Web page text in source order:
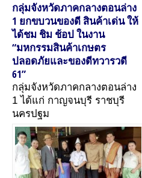
กลุ่มจังหวัดภาคกลางตอนล่าง
1 ยกขบวนของดี สินค้าเด่น ให้
ได้ชม ชิม ช้อป ในงาน
“มหกรรมสินค้าเกษตร
ปลอดภัยและของดีทวารวดี
61”
กลุ่มจังหวัดภาคกลางตอนล่าง
1 ได้แก่ กาญจนบุรี ราชบุรี
นครปฐม